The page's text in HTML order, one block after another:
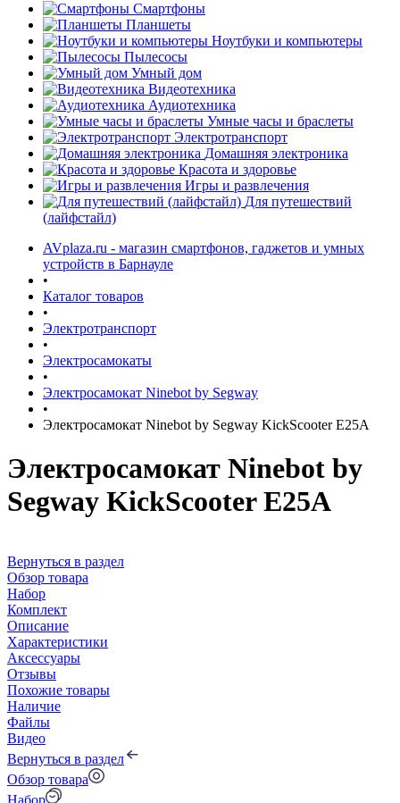
Смартфоны
Планшеты
Ноутбуки и компьютеры
Пылесосы
Умный дом
Видеотехника
Аудиотехника
Умные часы и браслеты
Электротранспорт
Домашняя электроника
Красота и здоровье
Игры и развлечения
Для путешествий
(лайфстайл)
AVplaza.ru - магазин смартфонов, гаджетов и умных
устройств в Барнауле
•
Каталог товаров
•
Электротранспорт
•
Электросамокаты
•
Электросамокат Ninebot by Segway
•
Электросамокат Ninebot by Segway KickScooter E25A
Электросамокат Ninebot by
Segway KickScooter E25A
Вернуться в раздел
Обзор товара
Набор
Комплект
Описание
Характеристики
Аксессуары
Отзывы
Похожие товары
Наличие
Файлы
Видео
Вернуться в раздел
Обзор товара
Набор
раз в 2 недели